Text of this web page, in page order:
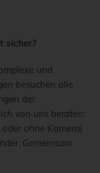
sicher?
und
besuchen alle
der
von uns beraten:
ohne Kamera)
Gemeinsam